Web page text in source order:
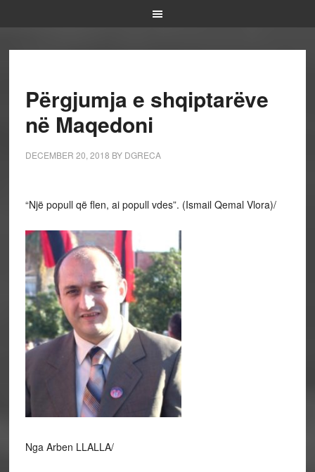
Përgjumja e shqiptarëve
në Maqedoni
DECEMBER 20, 2018 BY DGRECA
“Një popull që flen, ai popull vdes”. (Ismail Qemal Vlora)/
Nga Arben LLALLA/